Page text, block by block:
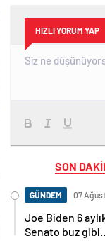
HIZLI YORUM YAP
SON
GÜNDEM 07
Joe Biden 6
Senato buz